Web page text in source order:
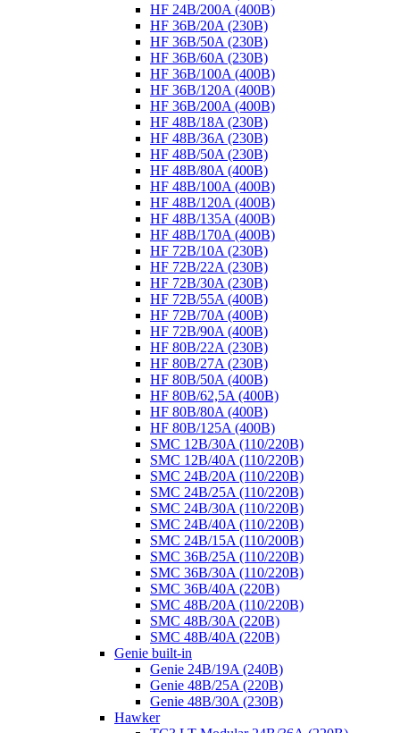
HF 24B/200A (400B)
HF 36B/20A (230B)
HF 36B/50A (230B)
HF 36B/60A (230B)
HF 36B/100A (400B)
HF 36B/120A (400B)
HF 36B/200A (400B)
HF 48B/18A (230B)
HF 48B/36A (230B)
HF 48B/50A (230B)
HF 48B/80A (400B)
HF 48B/100A (400B)
HF 48B/120A (400B)
HF 48B/135A (400B)
HF 48B/170A (400B)
HF 72B/10A (230B)
HF 72B/22A (230B)
HF 72B/30A (230B)
HF 72B/55A (400B)
HF 72B/70A (400B)
HF 72B/90A (400B)
HF 80B/22A (230B)
HF 80B/27A (230B)
HF 80B/50A (400B)
HF 80B/62,5A (400B)
HF 80B/80A (400B)
HF 80B/125A (400B)
SMC 12B/30A (110/220B)
SMC 12B/40A (110/220B)
SMC 24B/20A (110/220B)
SMC 24B/25A (110/220B)
SMC 24B/30A (110/220B)
SMC 24B/40A (110/220B)
SMC 24B/15A (110/200B)
SMC 36B/25A (110/220B)
SMC 36B/30A (110/220B)
SMC 36B/40A (220B)
SMC 48B/20A (110/220B)
SMC 48B/30A (220B)
SMC 48B/40A (220B)
Genie built-in
Genie 24B/19A (240B)
Genie 48B/25A (220B)
Genie 48B/30A (230B)
Hawker